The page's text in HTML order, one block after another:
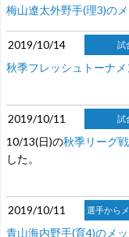
梅山遼太外野手(理3)の
2019/10/14 試
秋季フレッシュトーナメ
2019/10/11 試
10/13(日)の秋季リーグ戦
した。
2019/10/11 選手から
青山海内野手(育4)のメ